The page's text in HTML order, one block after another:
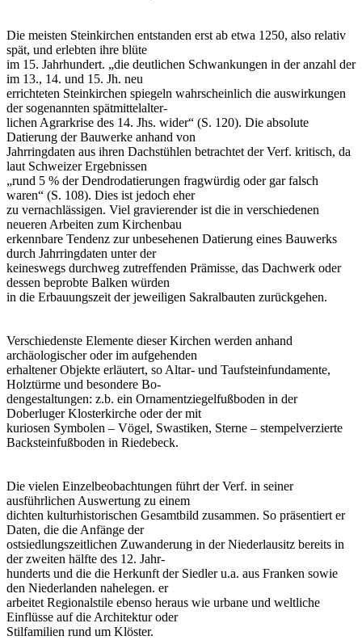
Die meisten Steinkirchen entstanden erst ab etwa 1250, also relativ
spät, und erlebten ihre blüte
im 15. Jahrhundert. „die deutlichen Schwankungen in der anzahl der
im 13., 14. und 15. Jh. neu
errichteten Steinkirchen spiegeln wahrscheinlich die auswirkungen
der sogenannten spätmittelalter-
lichen Agrarkrise des 14. Jhs. wider“ (S. 120). Die absolute
Datierung der Bauwerke anhand von
Jahrringdaten aus ihren Dachstühlen betrachtet der Verf. kritisch, da
laut Schweizer Ergebnissen
„rund 5 % der Dendrodatierungen fragwürdig oder gar falsch
waren“ (S. 108). Dies ist jedoch eher
zu vernachlässigen. Viel gravierender ist die in verschiedenen
neueren Arbeiten zum Kirchenbau
erkennbare Tendenz zur unbesehenen Datierung eines Bauwerks
durch Jahrringdaten unter der
keineswegs durchweg zutreffenden Prämisse, das Dachwerk oder
dessen beprobte Balken würden
in die Erbauungszeit der jeweiligen Sakralbauten zurückgehen.
Verschiedenste Elemente dieser Kirchen werden anhand
archäologischer oder im aufgehenden
erhaltener Objekte erläutert, so Altar- und Taufsteinfundamente,
Holztürme und besondere Bo-
dengestaltungen: z.b. ein Ornamentziegelfußboden in der
Doberluger Klosterkirche oder der mit
kuriosen Symbolen – Vögel, Swastiken, Sterne – stempelverzierte
Backsteinfußboden in Riedebeck.
Die vielen Einzelbeobachtungen führt der Verf. in seiner
ausführlichen Auswertung zu einem
dichten kulturhistorischen Gesamtbild zusammen. So präsentiert er
Daten, die die Anfänge der
ostsiedlungszeitlichen Zuwanderung in der Niederlausitz bereits in
der zweiten hälfte des 12. Jahr-
hunderts und die die Herkunft der Siedler u.a. aus Franken sowie
den Niederlanden nahelegen. er
arbeitet Regionalstile ebenso heraus wie urbane und weltliche
Einflüsse auf die Architektur oder
Stilfamilien rund um Klöster.